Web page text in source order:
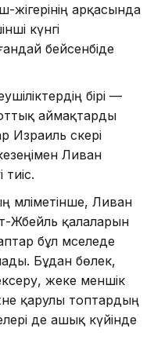
арқасында
күнгі
бейсенбіде
бірі —
аймақтарды
Израиль әскері
Ливан
Ливан
Жбейль қалаларын
бұл мәселеде
Бұдан бөлек,
жеке меншік
қарулы топтардың
де ашық күйінде